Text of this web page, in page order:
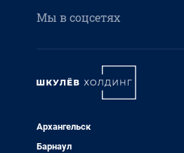
Мы в соцсетях
Архангельск
Барнаул